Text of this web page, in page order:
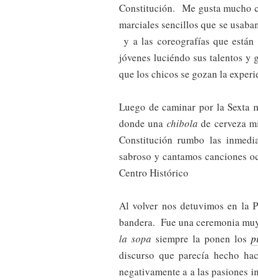
Constitución. Me gusta mucho
marciales sencillos que se
y a las coreografías que
jóvenes luciéndo sus talentos y
que los chicos se gozan la
Luego de caminar por la Sexta
donde una chibola de cerveza
Constitución rumbo las
sabroso y cantamos canciones
Centro Histórico
Al volver nos detuvimos en la
bandera. Fue una ceremonia
la sopa siempre la ponen los
discurso que parecía hecho
negativamente a a las pasiones